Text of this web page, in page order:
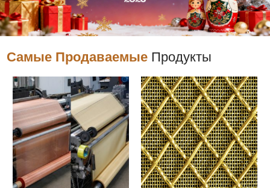
Самые Продаваемые Продукты